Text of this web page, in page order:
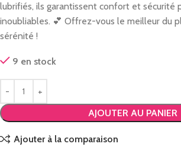
lubrifiés, ils garantissent confort et sécurité
inoubliables. 💕 Offrez-vous le meilleur du
sérénité !
9 en stock
AJOUTER AU PANIER
Ajouter à la comparaison